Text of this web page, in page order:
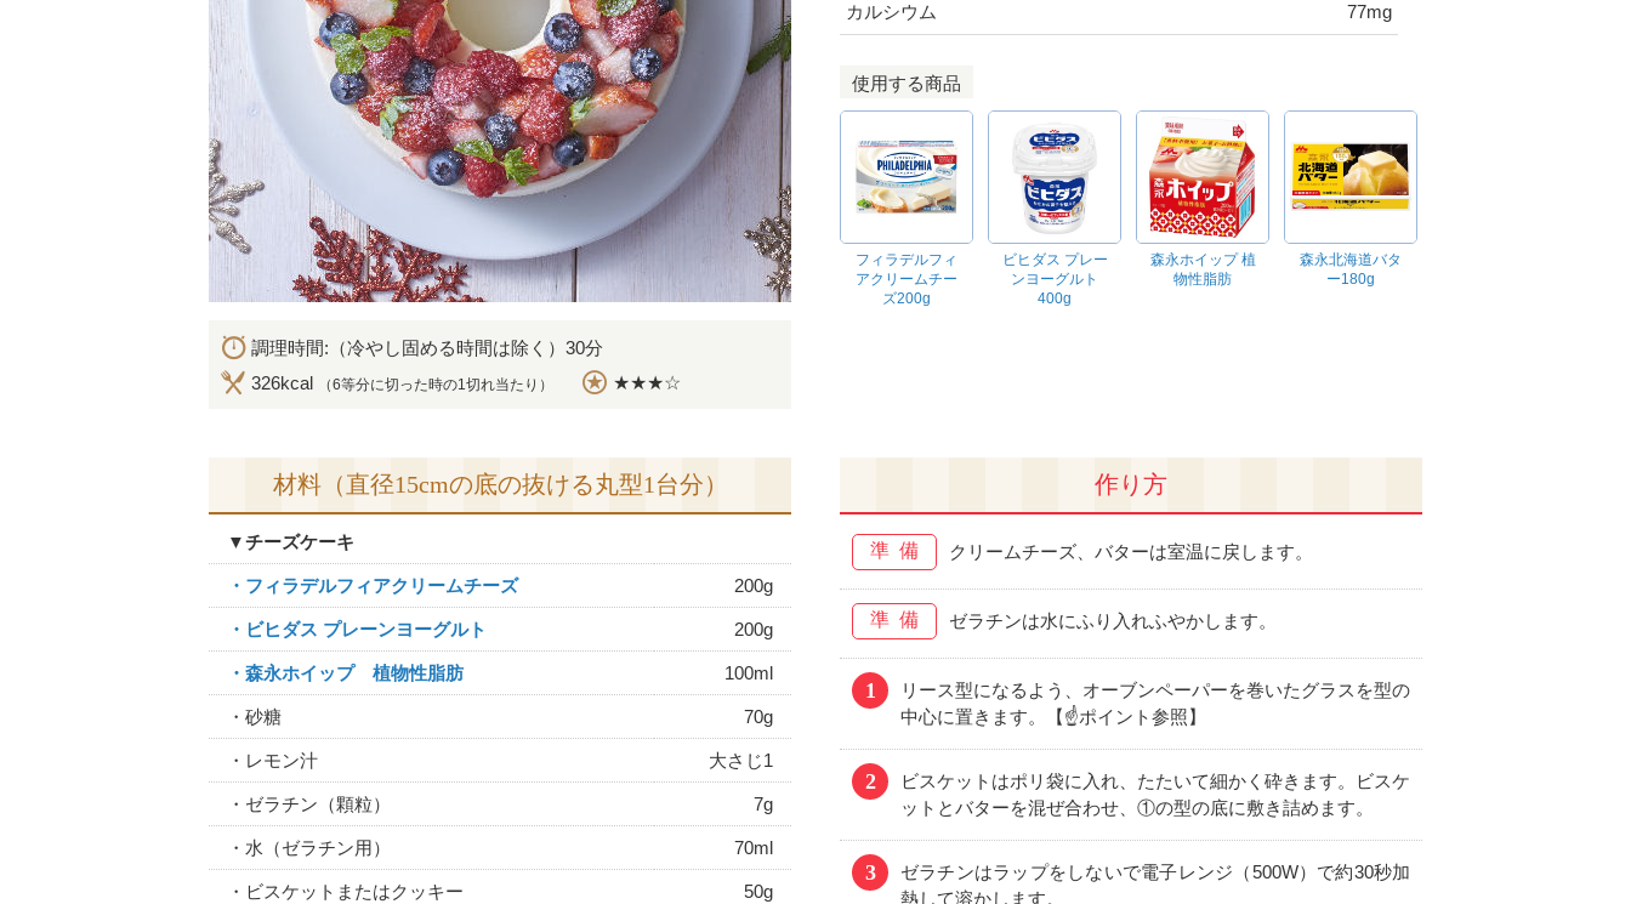
調理時間:（冷やし固める時間は除く）30分
326kcal
（6等分に切った時の1切れ当たり） ★★★☆
カルシウム 77mg
使用する商品
フィラデルフィ
アクリームチー
ズ200g
ビヒダス プレー
ンヨーグルト
400g
森永ホイップ 植
物性脂肪
森永北海道バタ
ー180g
材料（直径15cmの底の抜ける丸型1台分）
▼チーズケーキ
・フィラデルフィアクリームチーズ 200g
・ビヒダス プレーンヨーグルト 200g
・森永ホイップ 植物性脂肪 100ml
・砂糖 70g
・レモン汁 大さじ1
・ゼラチン（顆粒） 7g
・水（ゼラチン用） 70ml
・ビスケットまたはクッキー 50g
作り方
準備 クリームチーズ、バターは室温に戻します。
準備 ゼラチンは水にふり入れふやかします。
1
リース型になるよう、オーブンペーパーを巻いたグラスを型の
中心に置きます。【☝ポイント参照】
2
ビスケットはポリ袋に入れ、たたいて細かく砕きます。ビスケ
ットとバターを混ぜ合わせ、①の型の底に敷き詰めます。
3
ゼラチンはラップをしないで電子レンジ（500W）で約30秒加
熱して溶かします。